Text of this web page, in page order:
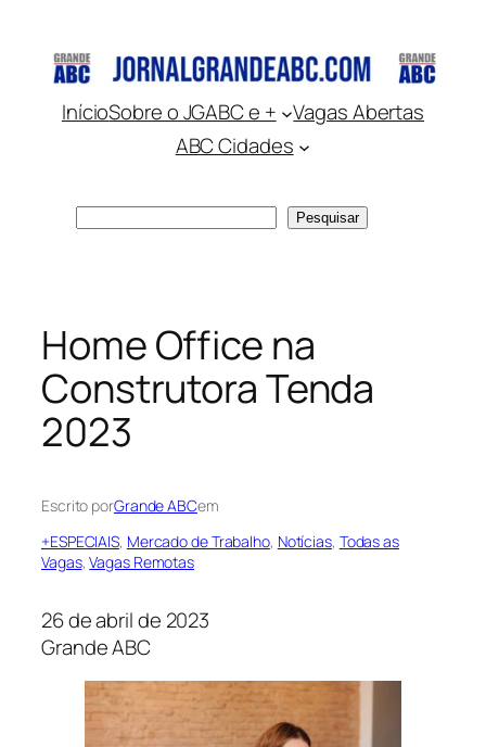
conteúdo
InícioSobre o JGABC e +
Vagas Abertas
ABC Cidades
Pesquisar
Home Office na
Construtora Tenda
2023
Escrito porGrande ABCem
+ESPECIAIS, Mercado de Trabalho, Notícias, Todas as
Vagas, Vagas Remotas
26 de abril de 2023
Grande ABC